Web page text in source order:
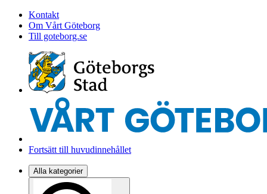
Kontakt
Om Vårt Göteborg
Till goteborg.se
Fortsätt till huvudinnehållet
Alla kategorier